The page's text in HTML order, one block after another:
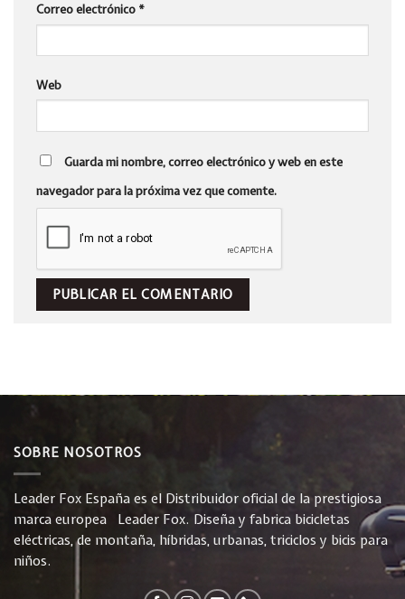
Correo electrónico *
Web
Guarda mi nombre, correo electrónico y web en este
navegador para la próxima vez que comente.
SOBRE NOSOTROS
Leader Fox España es el Distribuidor oficial de la prestigiosa
marca europea Leader Fox. Diseña y fabrica bicicletas
eléctricas, de montaña, híbridas, urbanas, triciclos y bicis para
niños.